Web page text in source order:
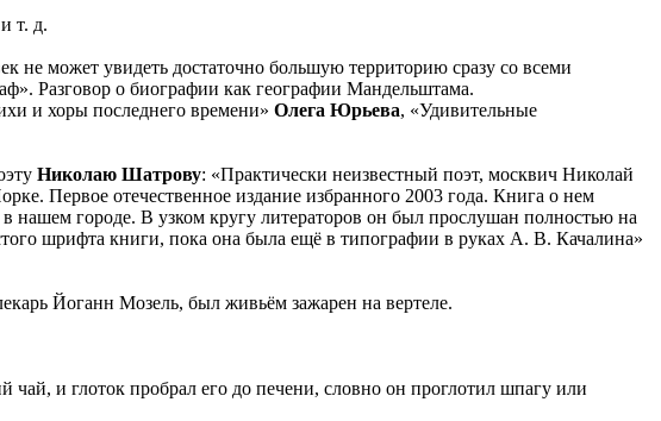
и т. д.
может увидеть достаточно большую территорию сразу со всеми
Разговор о биографии как географии Мандельштама.
и хоры последнего времени» Олега Юрьева, «Удивительные
Николаю Шатрову: «Практически неизвестный поэт, москвич Николай
Первое отечественное издание избранного 2003 года. Книга о нем
нашем городе. В узком кругу литераторов он был прослушан полностью на
шрифта книги, пока она была ещё в типографии в руках А. В. Качалина»
Йоганн Мозель, был живьём зажарен на вертеле.
и глоток пробрал его до печени, словно он проглотил шпагу или